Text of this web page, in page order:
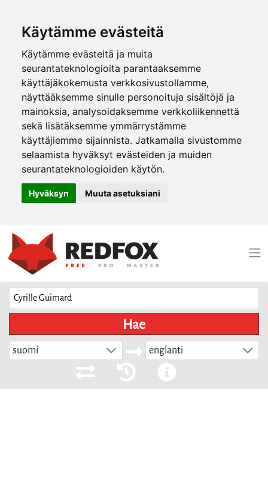
Käytämme evästeitä
Käytämme evästeitä ja muita
seurantateknologioita parantaaksemme
käyttäjäkokemusta verkkosivustollamme,
näyttääksemme sinulle personoituja sisältöjä ja
mainoksia, analysoidaksemme verkkoliikennettä
sekä lisätäksemme ymmärrystämme
käyttäjiemme sijainnista. Jatkamalla sivustomme
selaamista hyväksyt evästeiden ja muiden
seurantateknologioiden käytön.
Hyväksyn Muuta asetuksiani
Hae
suomi englanti